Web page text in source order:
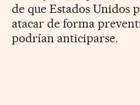
de que Estados Unidos
atacar de forma
podrían anticiparse.